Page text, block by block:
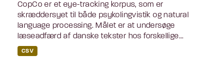
CopCo er et eye-tracking korpus, som er
skræddersyet til både psykolingvistik og natural
language processing. Målet er at undersøge
læseadfærd af danske tekster hos forskellige...
CSV